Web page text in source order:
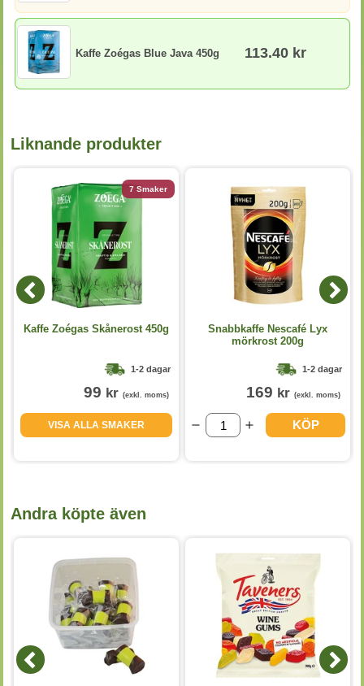
Kaffe Zoégas Blue Java 450g 113.40 kr
Liknande produkter
7 Smaker
Kaffe Zoégas Skånerost 450g
1-2 dagar
99 kr (exkl. moms)
VISA ALLA SMAKER
Snabbkaffe Nescafé Lyx
mörkrost 200g
1-2 dagar
169 kr (exkl. moms)
KÖP
Andra köpte även